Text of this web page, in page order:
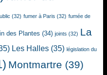
(32) fumer à Paris (32) fumée de
des Plantes (34) joints (32) La
Les Halles (35) législation du
Montmartre (39)